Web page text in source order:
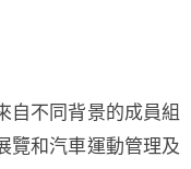
自不同背景的成員組
覽和汽車運動管理及